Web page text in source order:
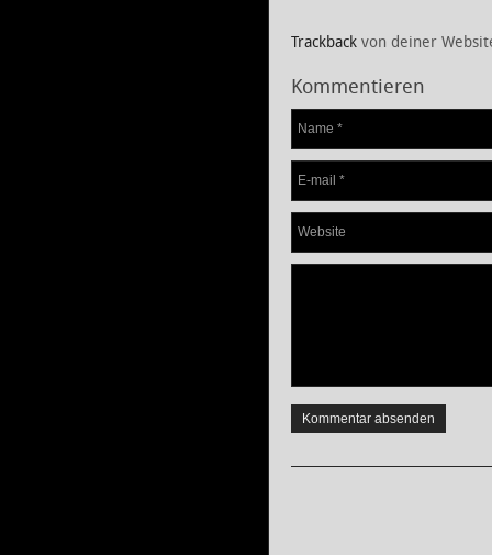
Trackback von deiner
Kommentieren